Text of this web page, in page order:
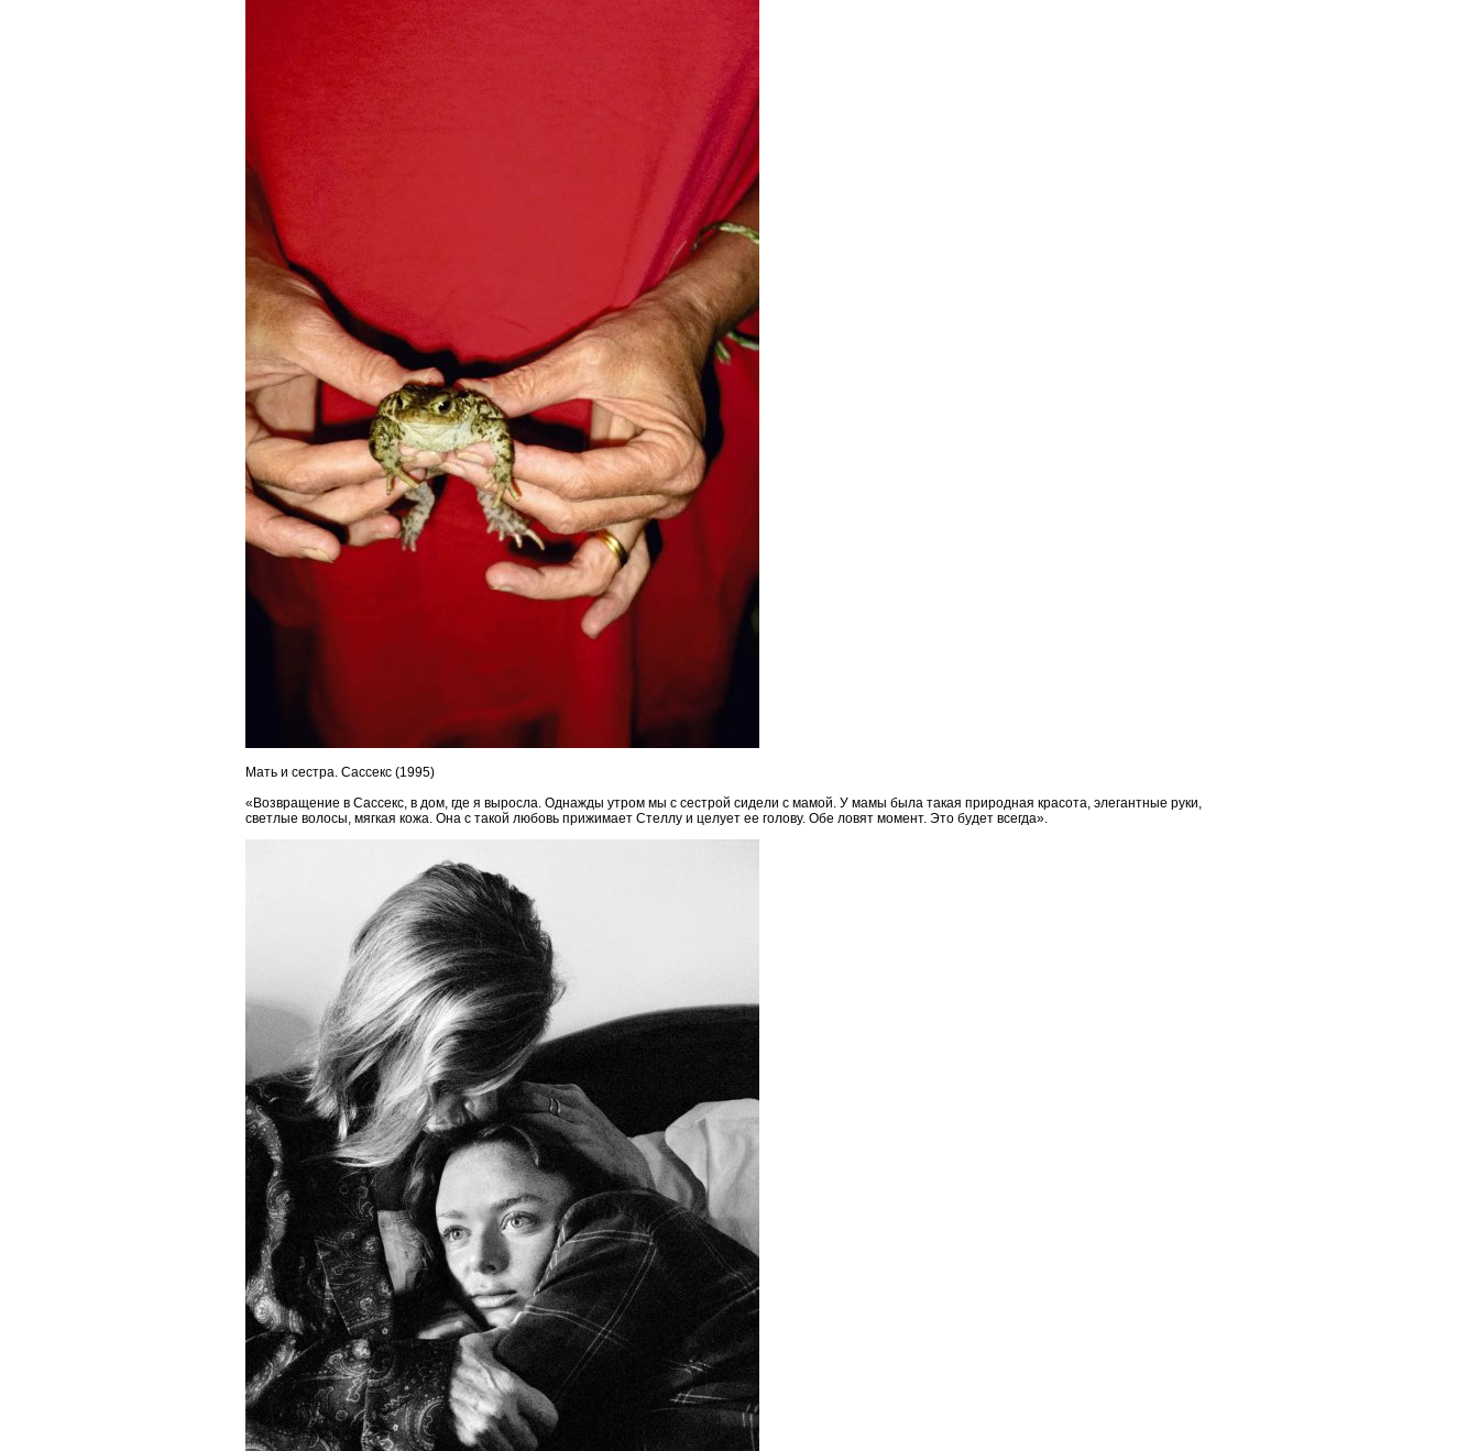
Мать и сестра. Сассекс (1995)
«Возвращение в Сассекс, в дом, где я выросла. Однажды утром мы с сестрой сидели с мамой. У мамы была такая природная красота, элегантные руки,
светлые волосы, мягкая кожа. Она с такой любовь прижимает Стеллу и целует ее голову. Обе ловят момент. Это будет всегда».